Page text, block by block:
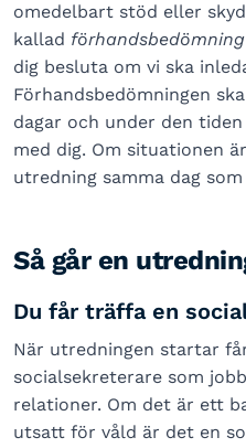
omedelbart stöd eller
kallad förhandsbedömning
dig besluta om vi ska
Förhandsbedömningen
dagar och under den
med dig. Om situationen
utredning samma dag
Så går en
Du får träffa en
När utredningen startar
socialsekreterare som
relationer. Om det är ett
utsatt för våld är det en